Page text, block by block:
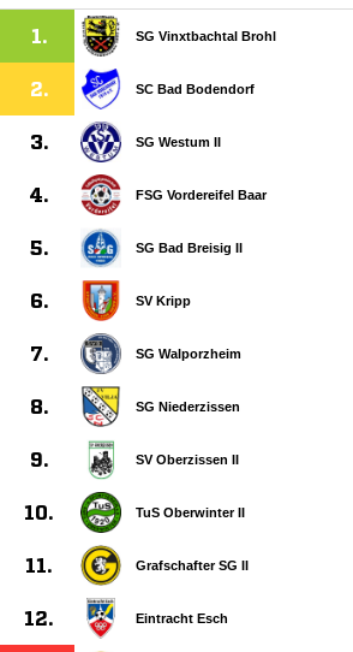
1. SG Vinxtbachtal Brohl
2. SC Bad Bodendorf
3. SG Westum II
4. FSG Vordereifel Baar
5. SG Bad Breisig II
6. SV Kripp
7. SG Walporzheim
8. SG Niederzissen
9. SV Oberzissen II
10. TuS Oberwinter II
11. Grafschafter SG II
12. Eintracht Esch